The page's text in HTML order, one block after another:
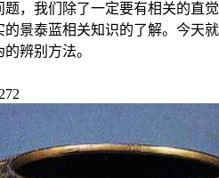
，我们除了一定要有相关的直觉
景泰蓝相关知识的了解。今天就
辨别方法。